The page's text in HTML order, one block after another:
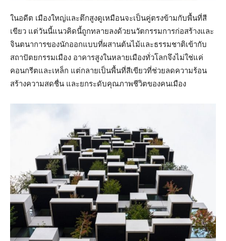
ในอดีต เมืองใหญ่และตึกสูงดูเหมือนจะเป็นคู่ตรงข้ามกับพื้นที่สี
เขียว แต่วันนี้แนวคิดนี้ถูกทลายลงด้วยนวัตกรรมการก่อสร้างและ
จินตนาการของนักออกแบบที่ผสานต้นไม้และธรรมชาติเข้ากับ
สถาปัตยกรรมเมือง อาคารสูงในหลายเมืองทั่วโลกจึงไม่ใช่แค่
คอนกรีตและเหล็ก แต่กลายเป็นพื้นที่สีเขียวที่ช่วยลดความร้อน
สร้างความสดชื่น และยกระดับคุณภาพชีวิตของคนเมือง